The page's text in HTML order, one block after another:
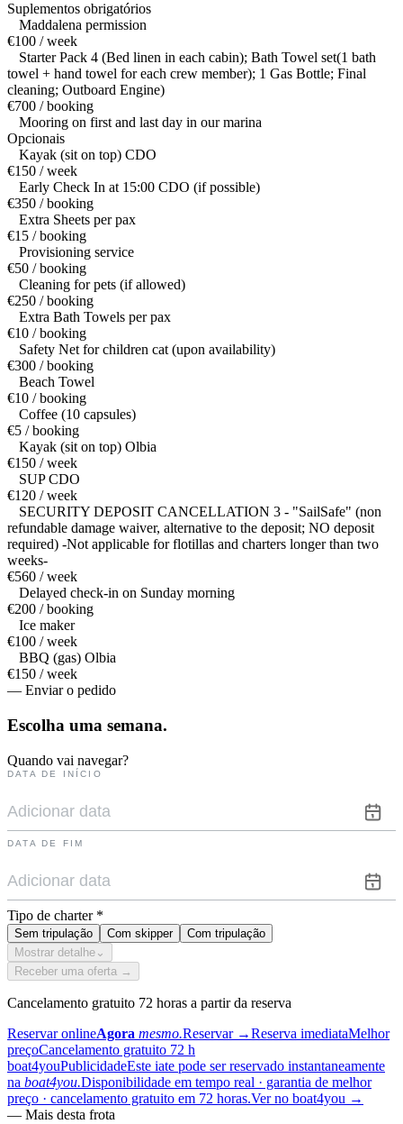
Suplementos obrigatórios
Maddalena permission
€100 / week
Starter Pack 4 (Bed linen in each cabin); Bath Towel set(1 bath
towel + hand towel for each crew member); 1 Gas Bottle; Final
cleaning; Outboard Engine)
€700 / booking
Mooring on first and last day in our marina
Opcionais
Kayak (sit on top) CDO
€150 / week
Early Check In at 15:00 CDO (if possible)
€350 / booking
Extra Sheets per pax
€15 / booking
Provisioning service
€50 / booking
Cleaning for pets (if allowed)
€250 / booking
Extra Bath Towels per pax
€10 / booking
Safety Net for children cat (upon availability)
€300 / booking
Beach Towel
€10 / booking
Coffee (10 capsules)
€5 / booking
Kayak (sit on top) Olbia
€150 / week
SUP CDO
€120 / week
SECURITY DEPOSIT CANCELLATION 3 - "SailSafe" (non
refundable damage waiver, alternative to the deposit; NO deposit
required) -Not applicable for flotillas and charters longer than two
weeks-
€560 / week
Delayed check-in on Sunday morning
€200 / booking
Ice maker
€100 / week
BBQ (gas) Olbia
€150 / week
— Enviar o pedido
Escolha uma semana.
Quando vai navegar?
DATA DE INÍCIO
DATA DE FIM
Tipo de charter *
Sem tripulação Com skipper
Com tripulação
Mostrar detalhe ⌄
Receber uma oferta →
Cancelamento gratuito 72 horas a partir da reserva
Reservar onlineAgora mesmo.Reservar →Reserva imediataMelhor
preçoCancelamento gratuito 72 h
boat4youPublicidadeEste iate pode ser reservado instantaneamente
na boat4you.Disponibilidade em tempo real · garantia de melhor
preço · cancelamento gratuito em 72 horas.Ver no boat4you →
— Mais desta frota